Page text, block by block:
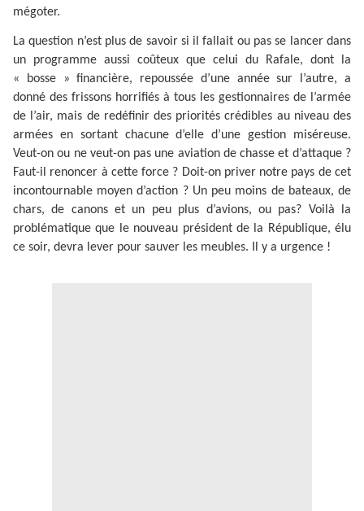
mégoter.
La question n’est plus de savoir si il fallait ou pas se lancer dans
un programme aussi coûteux que celui du Rafale, dont la
« bosse » financière, repoussée d’une année sur l’autre, a
donné des frissons horrifiés à tous les gestionnaires de l’armée
de l’air, mais de redéfinir des priorités crédibles au niveau des
armées en sortant chacune d’elle d’une gestion miséreuse.
Veut-on ou ne veut-on pas une aviation de chasse et d’attaque ?
Faut-il renoncer à cette force ? Doit-on priver notre pays de cet
incontournable moyen d’action ? Un peu moins de bateaux, de
chars, de canons et un peu plus d’avions, ou pas? Voilà la
problématique que le nouveau président de la République, élu
ce soir, devra lever pour sauver les meubles. Il y a urgence !